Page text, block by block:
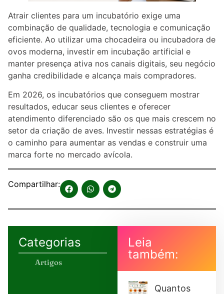
Atrair clientes para um incubatório exige uma
combinação de qualidade, tecnologia e comunicação
eficiente. Ao utilizar uma chocadeira ou incubadora de
ovos moderna, investir em incubação artificial e
manter presença ativa nos canais digitais, seu negócio
ganha credibilidade e alcança mais compradores.
Em 2026, os incubatórios que conseguem mostrar
resultados, educar seus clientes e oferecer
atendimento diferenciado são os que mais crescem no
setor da criação de aves. Investir nessas estratégias é
o caminho para aumentar as vendas e construir uma
marca forte no mercado avícola.
Compartilhar:
Categorias
Artigos
Leia
também:
Quantos